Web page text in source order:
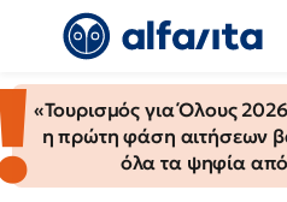
«Τουρισμός για Όλους
η πρώτη φάση αιτήσεων
όλα τα ψηφία